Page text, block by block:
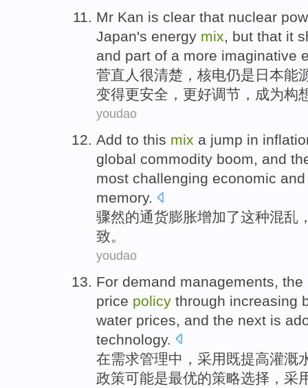
Mr Kan is clear that nuclear
Japan's energy mix, but that it
and part of a more imaginative
菅直人 很清楚， 核电仍是 日本能
变得更安全， 更好调节 ，成为构
youdao
Add to this mix a jump in
global commodity boom, and
most challenging economic
memory.
骤然的通货膨胀增加了这种混乱
致。
youdao
For demand managements , the
price policy through increasing
water prices, and the next is
technology.
在需求管理中， 采用 既提高灌溉
政策可能是最优的策略选择，采